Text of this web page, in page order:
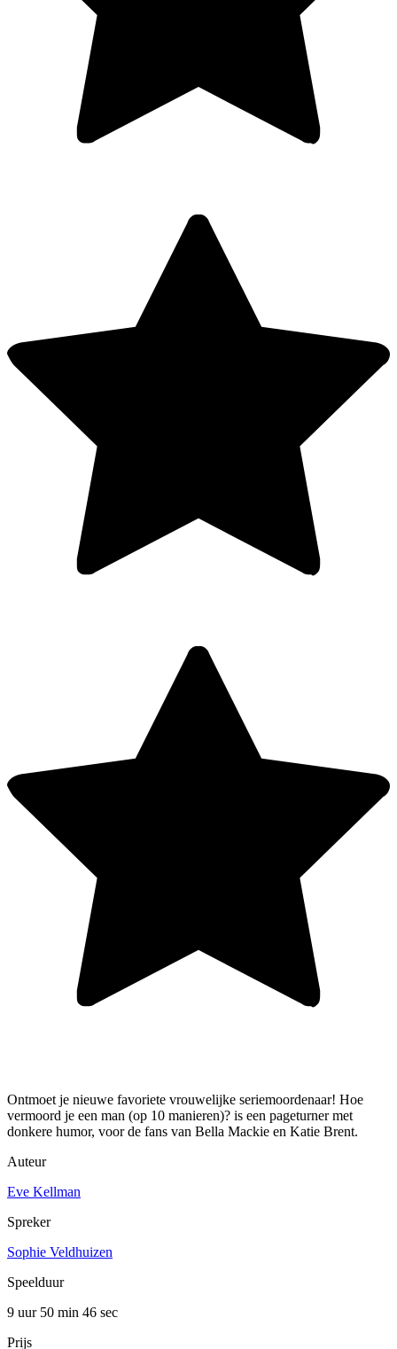
Ontmoet je nieuwe favoriete vrouwelijke seriemoordenaar! Hoe
vermoord je een man (op 10 manieren)? is een pageturner met
donkere humor, voor de fans van Bella Mackie en Katie Brent.
Auteur
Eve Kellman
Spreker
Sophie Veldhuizen
Speelduur
9 uur 50 min 46 sec
Prijs